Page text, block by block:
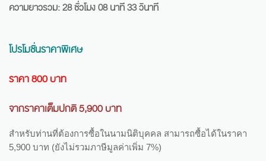
ความยาวรวม: 28 ชั่วโมง 08 นาที 33 วินาที
โปรโมชั่นราคาพิเศษ
ราคา 800 บาท
จากราคาเต็มปกติ 5,900 บาท
สำหรับท่านที่ต้องการซื้อในนามนิติบุคคล สามารถซื้อได้ในราคา
5,900 บาท (ยังไม่รวมภาษีมูลค่าเพิ่ม 7%)